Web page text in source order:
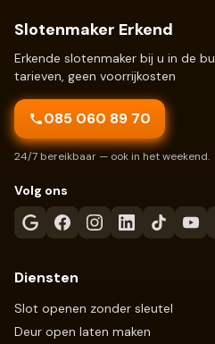
Slotenmaker Erkend
Erkende slotenmaker bij u in de
tarieven, geen voorrijkosten
085 060 89 70
24/7 bereikbaar — ook in het weekend.
Volg ons
Diensten
Slot openen zonder sleutel
Deur open laten maken